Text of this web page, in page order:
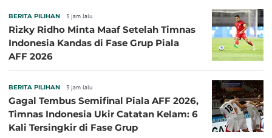
BERITA PILIHAN 3 jam lalu
Rizky Ridho Minta Maaf Setelah Timnas
Indonesia Kandas di Fase Grup Piala
AFF 2026
BERITA PILIHAN 3 jam lalu
Gagal Tembus Semifinal Piala AFF 2026,
Timnas Indonesia Ukir Catatan Kelam: 6
Kali Tersingkir di Fase Grup